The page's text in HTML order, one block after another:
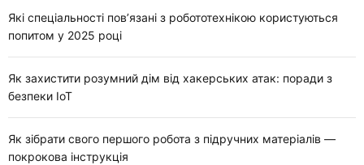
Які спеціальності пов’язані з робототехнікою користуються
попитом у 2025 році
Як захистити розумний дім від хакерських атак: поради з
безпеки IoT
Як зібрати свого першого робота з підручних матеріалів —
покрокова інструкція